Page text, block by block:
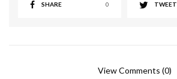
SHARE 0 TWEET
View Comments (0)